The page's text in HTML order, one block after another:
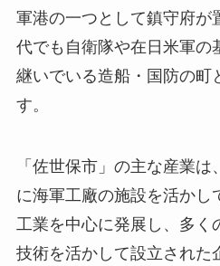
軍港の一つとして鎮守府が
代でも自衛隊や在日米軍の
継いでいる造船・国防の町
す。
「佐世保市」の主な産業
に海軍工廠の施設を活かし
工業を中心に発展し、多く
技術を活かして設立された